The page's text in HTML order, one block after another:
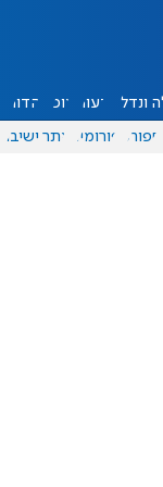
ונדל"ן דעות אוכל יהדות
ספורט פורומים אתר ישיבה